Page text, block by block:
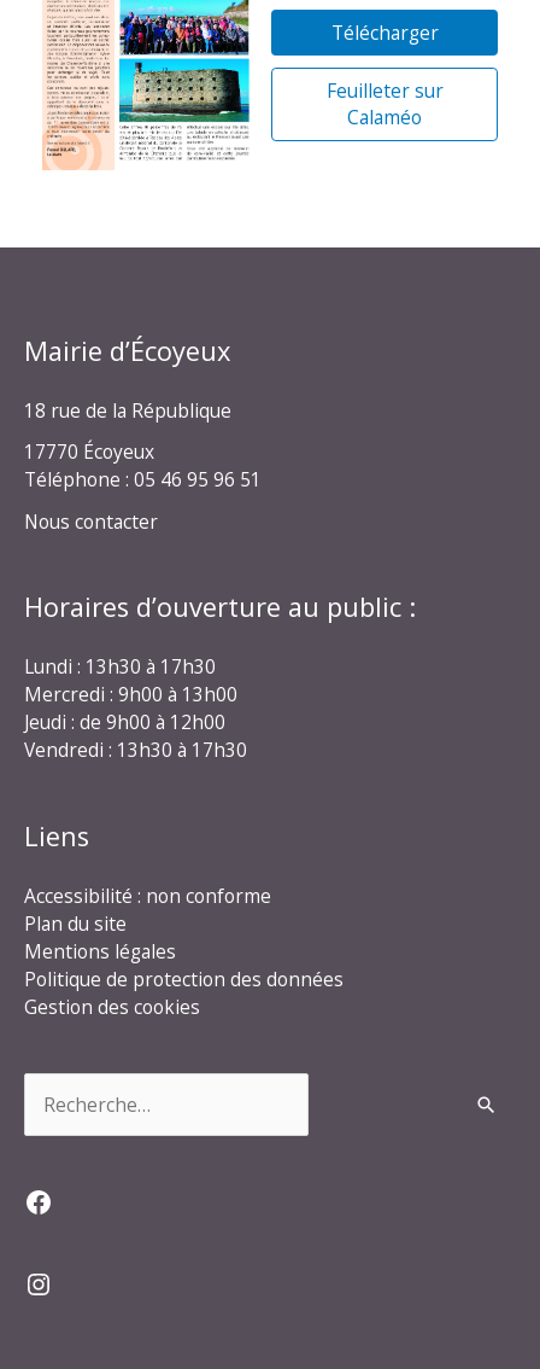
Télécharger
Feuilleter sur
Calaméo
Mairie d’Écoyeux
18 rue de la République
17770 Écoyeux
Téléphone : 05 46 95 96 51
Nous contacter
Horaires d’ouverture au public :
Lundi : 13h30 à 17h30
Mercredi : 9h00 à 13h00
Jeudi : de 9h00 à 12h00
Vendredi : 13h30 à 17h30
Liens
Accessibilité : non conforme
Plan du site
Mentions légales
Politique de protection des données
Gestion des cookies
Facebook
Instagram